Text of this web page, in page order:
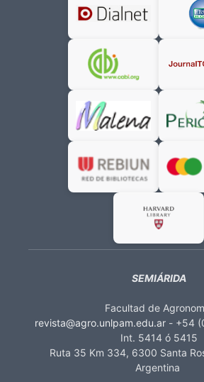
SEMIÁRIDA
Facultad de
revista@agro.unlpam.edu.ar - +54
Int. 5414 ó 5415
Ruta 35 Km 334, 6300 Santa
Argentina